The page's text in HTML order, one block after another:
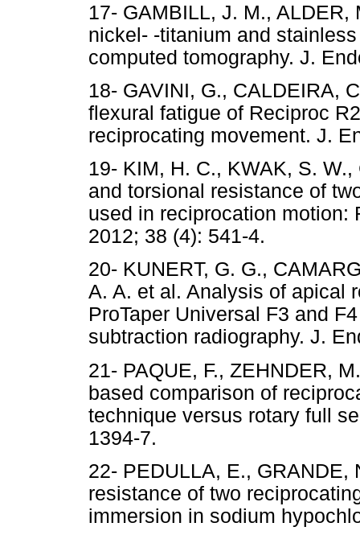
17- GAMBILL, J. M.,
nickel- -titanium and
computed tomography. J.
18- GAVINI, G., CALDEIRA,
flexural fatigue of Reciproc
reciprocating movement. J.
19- KIM, H. C., KWAK, S.
and torsional resistance of
used in reciprocation motion:
2012; 38 (4): 541-4.
20- KUNERT, G. G.,
A. A. et al. Analysis of apical
ProTaper Universal F3 and
subtraction radiography. J.
21- PAQUE, F., ZEHNDER,
based comparison of
technique versus rotary full
1394-7.
22- PEDULLA, E., GRANDE,
resistance of two
immersion in sodium